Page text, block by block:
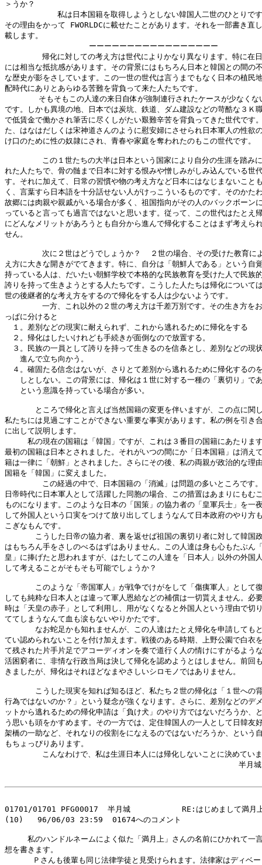
＞うか？
　　      私は日本国籍を取得しようとしない韓国人二世のひとりで
その理由をかって FWORLDCに載せたことがあります。それを一部書き直
載します。
                  ーーーーーーーーーーーーーーーーー
帰化に対しての考え方は世代によりかなり異なります。特に在
には相当な抵抗感があります。その背景にはもちろん日本と韓国との間の
な歴史が影をさしています。この一世の世代は言うまでもなく日本の植民
配時代にありとあらゆる苦難を背負って来た人たちです。
　　 そもそもこの人達の来日自体が強制連行されたケースが少なくな
です。しかも異境の地、日本では炭坑、鉄道、ダム建設などの苛酷な３Ｋ
で低賃金で働かされ筆舌に尽くしがたい艱難辛苦を背負ってきた世代です
た、はなはだしくは宋神道さんのように慰安婦にさせられ日本軍人の性欲
け口のために性の奴隷にされ、青春や家庭を奪われたのもこの世代です。
この１世たちの大半は日本という国家により自分の生涯を踏み
れた人たちで、骨の髄まで日本に対する恨みや憎しみがしみ込んでいる世
す。それに加えて、日常の習慣や物の考え方など日本にはなじまないこと
く、言葉すら日本語を十分話せない人がけっこういるものです。そのかた
故郷には肉親や親戚がいる場合が多く、祖国指向がその人のバックボーン
っていると言っても過言ではないと思います。従って、この世代はたとえ
にどんなメリットがあろうとも自分から進んで帰化することはまず考えら
せん。
次に２世はどうでしょうか？  ２世の場合、その受けた教育に
え方に大きな開きがでてきます。特に、自分は「朝鮮人である」という自
持っている人は、だいたい朝鮮学校で本格的な民族教育を受けた人で民族
誇りを持って生きようとする人たちです。こうした人たちは帰化について
世の後継者的な考え方をするので帰化をする人は少ないようです。
一方、これ以外の２世の考え方は千差万別です。その生き方を
っぱに分けると
１。差別などの現実に耐えられず、これから逃れるために帰化をする
２。帰化はしたいけれども手続きが面倒なので放置する。
３。民族の一員として誇りを持って生きるのを信条とし、差別などの現
進んで立ち向かう。
４。確固たる信念はないが、さりとて差別から逃れるために帰化するの
しとしない。この背景には、帰化は１世に対する一種の「裏切り」で
という意識を持っている場合が多い。
ところで帰化と言えば当然国籍の変更を伴いますが、この点に関
私たちには見過ごすことができない重要な事実があります。私の例を引き
に出して説明します。
私の現在の国籍は「韓国」ですが、これは３番目の国籍にあたりま
最初の国籍は日本とされました。それがいつの間にか「日本国籍」は消え
籍は一律に「朝鮮」とされました。さらにその後、私の両親が政治的な理
国籍を「韓国」に変えました。
この経過の中で、日本国籍の「消滅」は問題の多いところです
日帝時代に日本軍人として活躍した同胞の場合、この措置はあまりにもむ
ものになります。このような日本の「国策」の協力者の「皇軍兵士」を一
して外国人という口実をつけて放り出してしまうなんて日本政府のやり方
こぎなもんです。
こうした日帝の協力者、裏を返せば祖国の裏切り者に対して韓国
はもちろん手をさしのべるはずはありません。この人達は身も心もたぶん
皇」に捧げたと思われますが、はたしてこの人達を「日本人」以外の外国
して考えることがそもそも可能でしょうか？
このような「帝国軍人」が戦争でけがをして「傷痍軍人」として
しても純粋な日本人とは違って軍人恩給などの補償は一切貰えません。必
時は「天皇の赤子」として利用し、用がなくなると外国人という理由で切
ててしまうなんて血も涙もないやりかたです。
なお蛇足かも知れませんが、この人達はたとえ帰化を申請しても
てい認められないことを付け加えます。戦後のある時期、上野公園で白衣
て残された片手片足でアコーディオンを奏で道行く人の情けにすがるよう
活困窮者に、非情な行政当局は決して帰化を認めようとはしません。前回
きましたが、帰化はそれほどなまやさしいシロモノではありません。
こうした現実を知れば知るほど、私たち２世の帰化は「１世への
行為ではないのか？」という疑念が強くなります。さらに、差別などのデ
ットから逃れるための帰化申請は「負け犬」のやり方ではないだろうか、
う思いも頭をかすめます。その一方では、定住韓国人の一人として日韓友
架橋の一助など、それなりの役割をになえるのではないだろうか、という
もちょっぴりあります。
こんなわけで、私は生涯日本人には帰化しないことに決めてい
                                                  半月城
01701/01701 PFG00017  半月城           RE:はじめまして満月
(10)   96/06/03 23:59  01674へのコメント
私のハンドルネームによく似た「満月上」さんの名前にひかれて一
想を書きます。
Ｐさんも後輩も同じ法律学徒と見受けられます。法律家はディベ